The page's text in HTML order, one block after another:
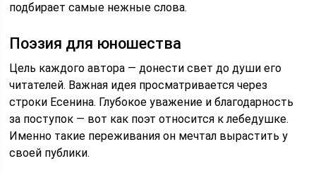
подбирает самые нежные слова.
Поэзия для юношества
Цель каждого автора — донести свет до души его
читателей. Важная идея просматривается через
строки Есенина. Глубокое уважение и благодарность
за поступок — вот как поэт относится к лебедушке.
Именно такие переживания он мечтал вырастить у
своей публики.